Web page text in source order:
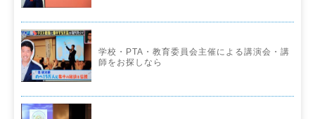
学校・PTA・教育委員会主催による講演会・講
師をお探しなら